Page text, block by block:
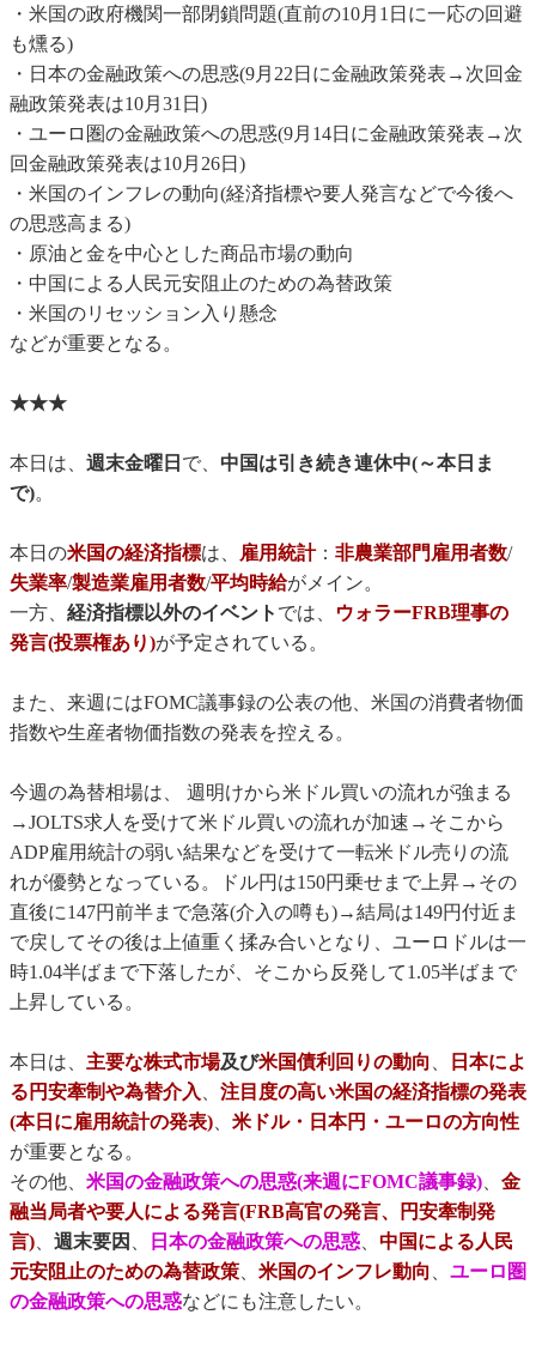
・米国の政府機関一部閉鎖問題(直前の10月1日に一応の回避
も燻る)
・日本の金融政策への思惑(9月22日に金融政策発表→次回金
融政策発表は10月31日)
・ユーロ圏の金融政策への思惑(9月14日に金融政策発表→次
回金融政策発表は10月26日)
・米国のインフレの動向(経済指標や要人発言などで今後へ
の思惑高まる)
・原油と金を中心とした商品市場の動向
・中国による人民元安阻止のための為替政策
・米国のリセッション入り懸念
などが重要となる。
★★★
本日は、 週末金曜日 で、 中国は引き続き連休中(～本日ま
で)。
本日の米国の経済指標は、 雇用統計： 非農業部門雇用者数/
失業率/製造業雇用者数/平均時給がメイン。
一方、 経済指標以外のイベント では、
ウォラーFRB理事の
発言(投票権あり)が予定されている。
また、来週にはFOMC議事録の公表の他、米国の消費者物価
指数や生産者物価指数の発表を控える。
今週の為替相場は、 週明けから米ドル買いの流れが強まる
→JOLTS求人を受けて米ドル買いの流れが加速→そこから
ADP雇用統計の弱い結果などを受けて一転米ドル売りの流
れが優勢となっている。ドル円は150円乗せまで上昇→その
直後に147円前半まで急落(介入の噂も)→結局は149円付近ま
で戻してその後は上値重く揉み合いとなり、ユーロドルは一
時1.04半ばまで下落したが、そこから反発して1.05半ばまで
上昇している。
本日は、 主要な株式市場及び米国債利回りの動向 、
日本によ
る円安牽制や為替介入、 注目度の高い米国の経済指標の発表
(本日に雇用統計の発表)、 米ドル・日本円・ユーロの方向性
が重要となる。
その他、 米国の金融政策への思惑(来週にFOMC議事録)、 金
融当局者や要人による発言(FRB高官の発言、円安牽制発
言)、 週末要因 、 日本の金融政策への思惑、 中国による人民
元安阻止のための為替政策、 米国のインフレ動向 、 ユーロ圏
の金融政策への思惑などにも注意したい。